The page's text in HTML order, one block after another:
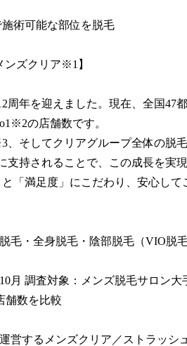
術可能な部位を脱毛
ンズクリア※1】
周年を迎えました。現在、全国47
の店舗数です。
、そしてクリアグループ全体の脱
持されることで、この成長を実現
「満足度」にこだわり、安心し
毛・全身脱毛・陰部脱毛（VIO脱
月 調査対象：メンズ脱毛サロン
舗数を比較
営するメンズクリア／ストラッシ